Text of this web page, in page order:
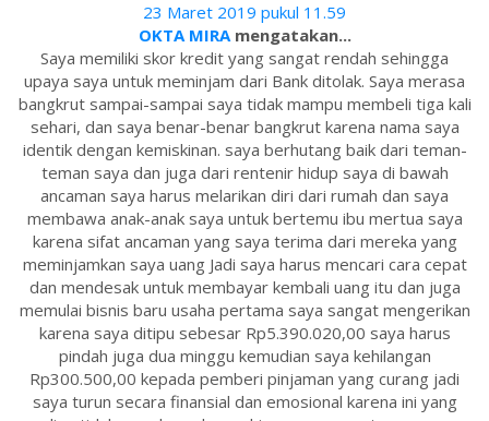
23 Maret 2019 pukul 11.59
OKTA MIRAmengatakan...
Saya memiliki skor kredit yang sangat rendah sehingga
upaya saya untuk meminjam dari Bank ditolak. Saya merasa
bangkrut sampai-sampai saya tidak mampu membeli tiga kali
sehari, dan saya benar-benar bangkrut karena nama saya
identik dengan kemiskinan. saya berhutang baik dari teman-
teman saya dan juga dari rentenir hidup saya di bawah
ancaman saya harus melarikan diri dari rumah dan saya
membawa anak-anak saya untuk bertemu ibu mertua saya
karena sifat ancaman yang saya terima dari mereka yang
meminjamkan saya uang Jadi saya harus mencari cara cepat
dan mendesak untuk membayar kembali uang itu dan juga
memulai bisnis baru usaha pertama saya sangat mengerikan
karena saya ditipu sebesar Rp5.390.020,00 saya harus
pindah juga dua minggu kemudian saya kehilangan
Rp300.500,00 kepada pemberi pinjaman yang curang jadi
saya turun secara finansial dan emosional karena ini yang